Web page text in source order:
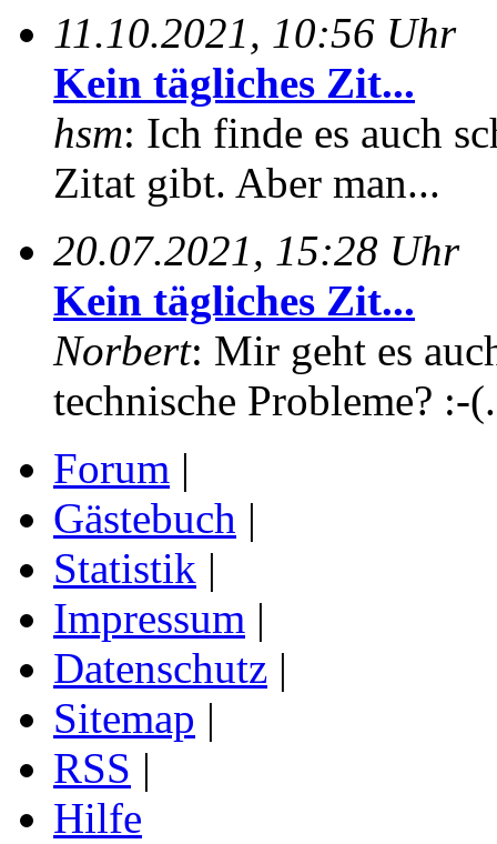
11.10.2021, 10:56 Uhr
Kein tägliches Zit...
hsm: Ich finde es auch
Zitat gibt. Aber man...
20.07.2021, 15:28 Uhr
Kein tägliches Zit...
Norbert: Mir geht es
technische Probleme? :-
Forum |
Gästebuch |
Statistik |
Impressum |
Datenschutz |
Sitemap |
RSS |
Hilfe